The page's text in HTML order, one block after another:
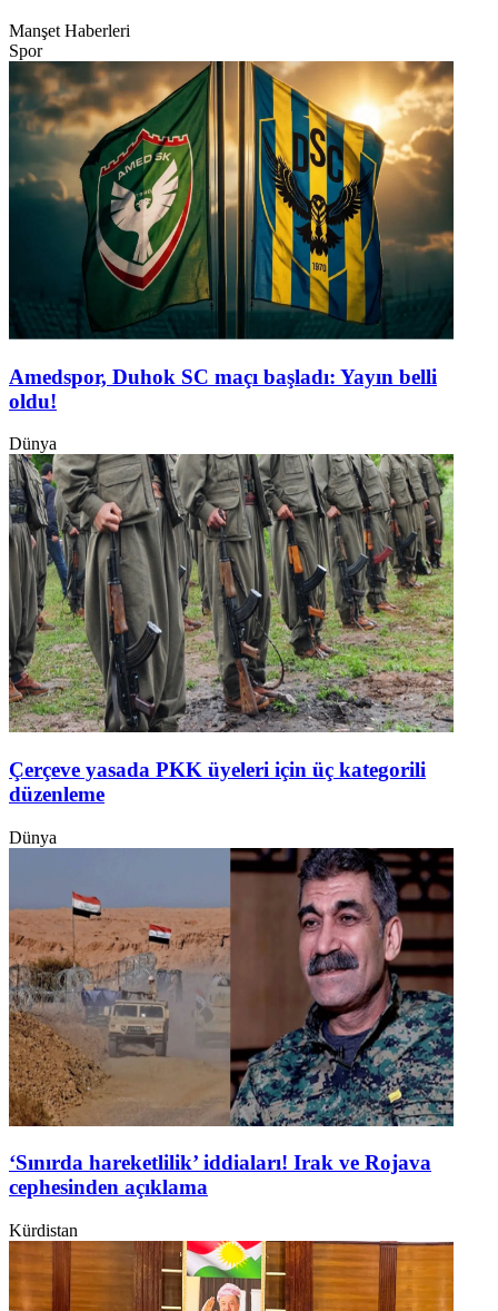
Manşet Haberleri
Spor
Amedspor, Duhok SC maçı başladı: Yayın belli
oldu!
Dünya
Çerçeve yasada PKK üyeleri için üç kategorili
düzenleme
Dünya
‘Sınırda hareketlilik’ iddiaları! Irak ve Rojava
cephesinden açıklama
Kürdistan